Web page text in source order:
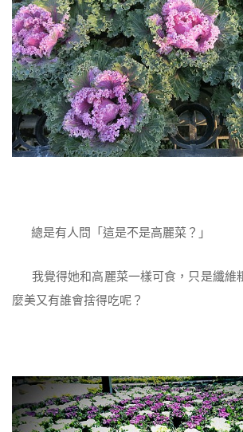
總是有人問「這是不是高麗菜？」
我覺得她和高麗菜一樣可食，只是纖維
麼美又有誰會捨得吃呢？